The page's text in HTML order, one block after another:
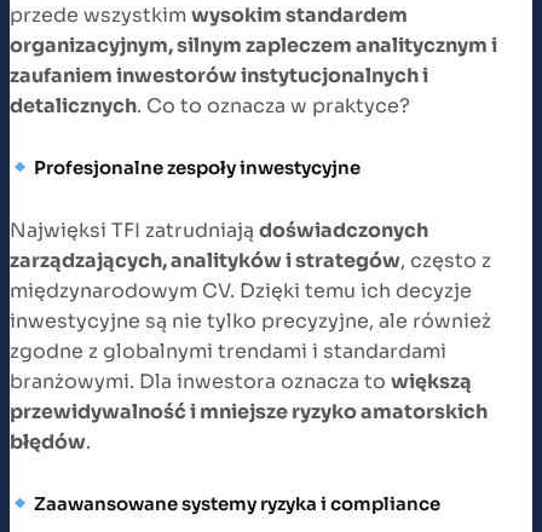
przede wszystkimwysokim standardem
organizacyjnym, silnym zapleczem analitycznym i
zaufaniem inwestorów instytucjonalnych i
detalicznych. Co to oznacza w praktyce?
Profesjonalne zespoły inwestycyjne
Najwięksi TFI zatrudniają doświadczonych
zarządzających, analityków i strategów, często z
międzynarodowym CV. Dzięki temu ich decyzje
inwestycyjne są nie tylko precyzyjne, ale również
zgodne z globalnymi trendami i standardami
branżowymi. Dla inwestora oznacza to większą
przewidywalność i mniejsze ryzyko amatorskich
błędów.
Zaawansowane systemy ryzyka i compliance